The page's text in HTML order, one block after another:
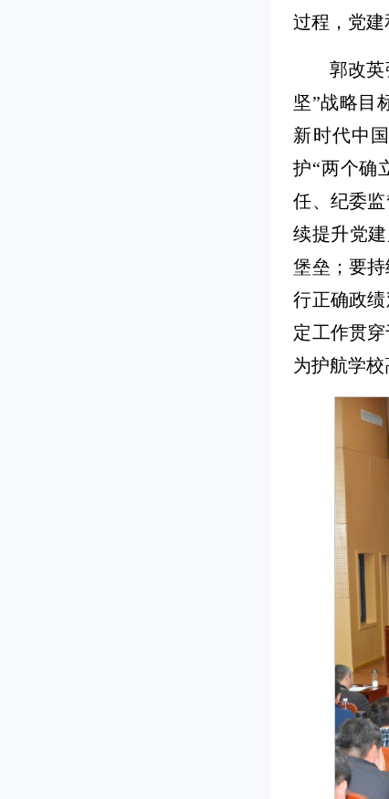
过程，党建
郭改英
坚”战略目
新时代中
护“两个确
任、纪委
续提升党
堡垒；要
行正确政
定工作贯
为护航学校